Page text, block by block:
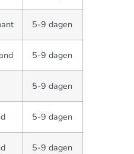
5-9 dagen
5-9 dagen
5-9 dagen
5-9 dagen
5-9 dagen